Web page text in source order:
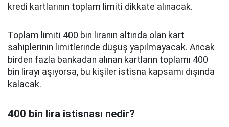
kredi kartlarının toplam limiti dikkate alınacak.
Toplam limiti 400 bin liranın altında olan kart
sahiplerinin limitlerinde düşüş yapılmayacak. Ancak
birden fazla bankadan alınan kartların toplamı 400
bin lirayı aşıyorsa, bu kişiler istisna kapsamı dışında
kalacak.
400 bin lira istisnası nedir?